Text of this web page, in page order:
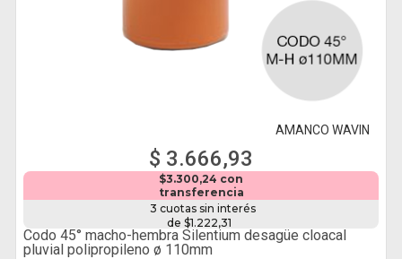
AMANCO WAVIN
$ 3.666,93
$3.300,24 con
transferencia
3 cuotas sin interés
de $1.222,31
Codo 45° macho-hembra Silentium desagüe cloacal
pluvial polipropileno ø 110mm